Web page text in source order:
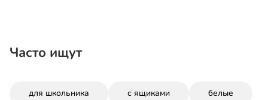
Часто ищут
для школьника с ящиками белые